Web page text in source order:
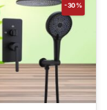
-30%